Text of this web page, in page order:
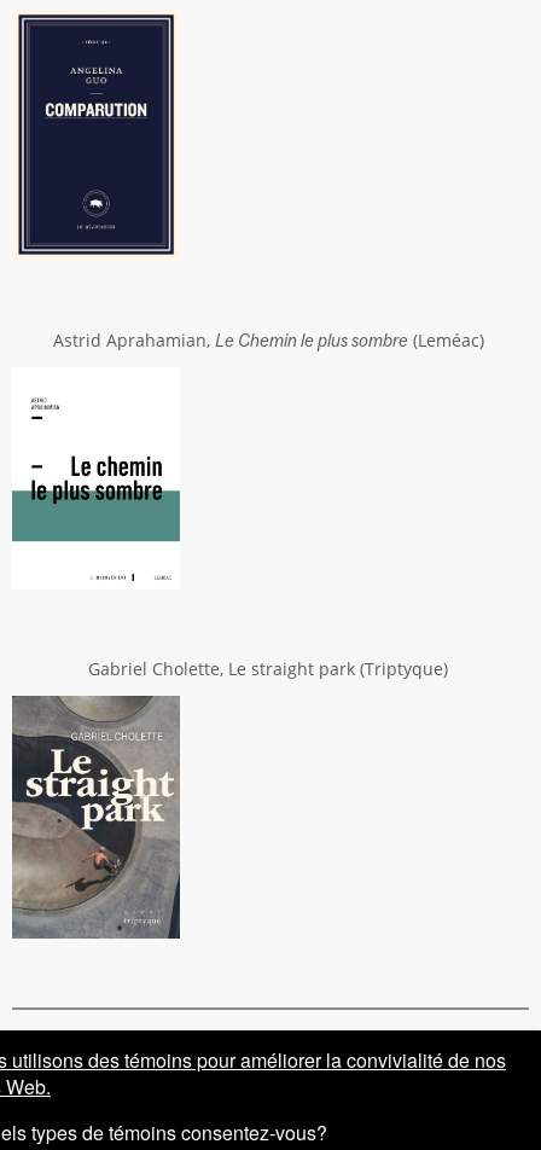
Astrid Aprahamian, Le Chemin le plus sombre (Leméac)
Gabriel Cholette, Le straight park (Triptyque)
Vivre McGill en français tient à remercier Isabelle Arseneau, professeure au
utilisons des témoins pour améliorer la convivialité de nos
types de témoins consentez-vous?